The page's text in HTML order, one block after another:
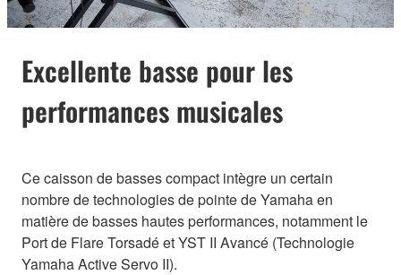
Excellente basse pour les
performances musicales
Ce caisson de basses compact intègre un certain
nombre de technologies de pointe de Yamaha en
matière de basses hautes performances, notamment le
Port de Flare Torsadé et YST II Avancé (Technologie
Yamaha Active Servo II).